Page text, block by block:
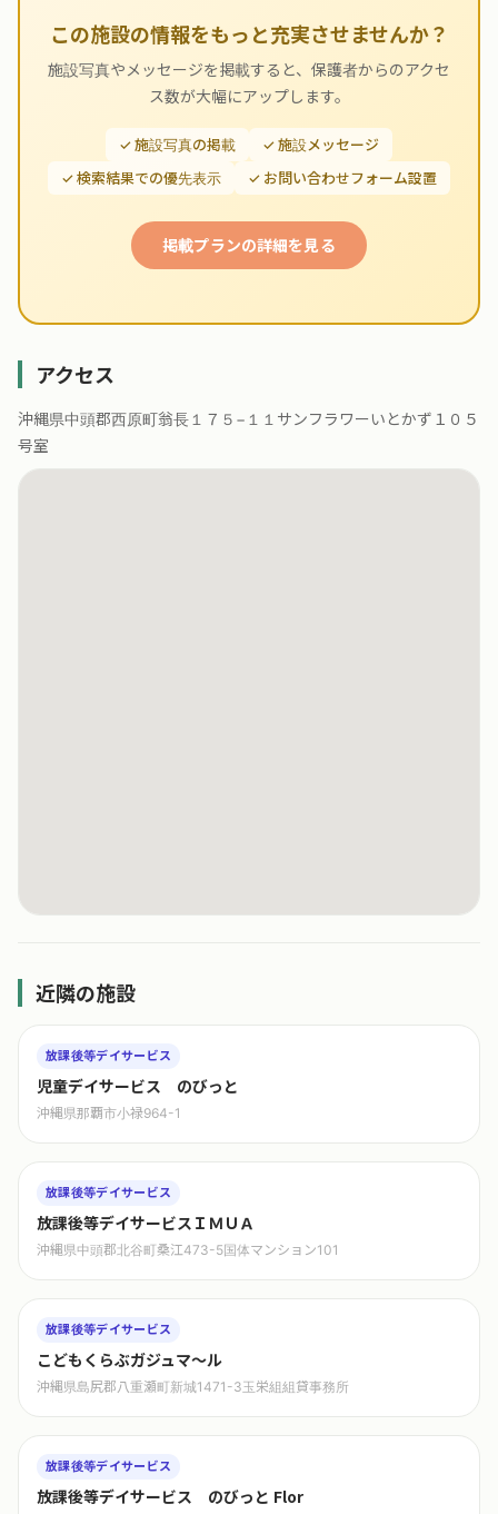
この施設の情報をもっと充実させませんか？
施設写真やメッセージを掲載すると、保護者からのアクセ
ス数が大幅にアップします。
✓ 施設写真の掲載
✓ 施設メッセージ
✓ 検索結果での優先表示
✓ お問い合わせフォーム設置
掲載プランの詳細を見る
アクセス
沖縄県中頭郡西原町翁長１７５−１１サンフラワーいとかず１０５
号室
近隣の施設
放課後等デイサービス
児童デイサービス のびっと
沖縄県那覇市小禄964-1
放課後等デイサービス
放課後等デイサービスＩＭＵＡ
沖縄県中頭郡北谷町桑江473-5国体マンション101
放課後等デイサービス
こどもくらぶガジュマ〜ル
沖縄県島尻郡八重瀬町新城1471-3玉栄組組貸事務所
放課後等デイサービス
放課後等デイサービス のびっと Flor